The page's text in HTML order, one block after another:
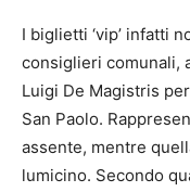
I biglietti ‘vip’ infatti
consiglieri comunali,
Luigi De Magistris
San Paolo.
assente, mentre
lumicino. Secondo